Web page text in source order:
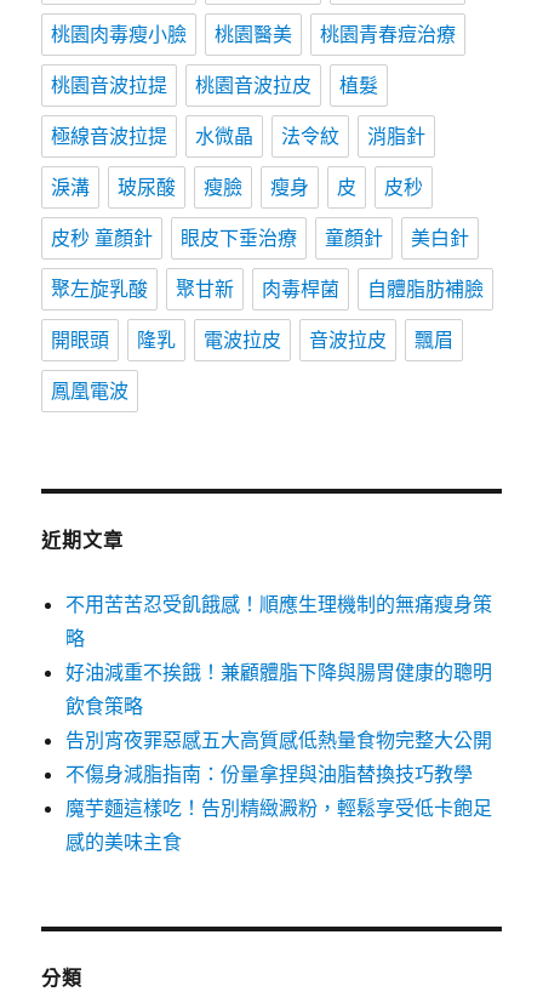
桃園肉毒瘦小臉 桃園醫美 桃園青春痘治療
桃園音波拉提 桃園音波拉皮 植髮
極線音波拉提 水微晶 法令紋 消脂針
淚溝 玻尿酸 瘦臉 瘦身 皮 皮秒
皮秒 童顏針 眼皮下垂治療 童顏針 美白針
聚左旋乳酸 聚甘新 肉毒桿菌 自體脂肪補臉
開眼頭 隆乳 電波拉皮 音波拉皮 飄眉
鳳凰電波
近期文章
不用苦苦忍受飢餓感！順應生理機制的無痛瘦身策
略
好油減重不挨餓！兼顧體脂下降與腸胃健康的聰明
飲食策略
告別宵夜罪惡感五大高質感低熱量食物完整大公開
不傷身減脂指南：份量拿捏與油脂替換技巧教學
魔芋麵這樣吃！告別精緻澱粉，輕鬆享受低卡飽足
感的美味主食
分類